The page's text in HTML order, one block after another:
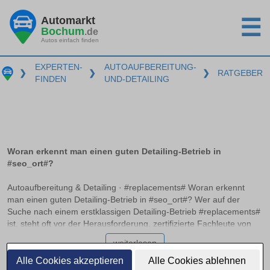
Alle Cookies akzeptieren Alle Cookies ablehnen
Automarkt
Bochum.de
Autos einfach finden ☰
❯
EXPERTEN-
FINDEN
❯
AUTOAUFBEREITUNG-
UND-DETAILING
❯ RATGEBER
Woran erkennt man einen guten Detailing-Betrieb in
#seo_ort#?
Autoaufbereitung & Detailing · #replacements# Woran erkennt
man einen guten Detailing-Betrieb in #seo_ort#? Wer auf der
Suche nach einem erstklassigen Detailing-Betrieb #replacements#
ist, steht oft vor der Herausforderung, zertifizierte Fachleute von
einfachen Aufbereitungsservices zu unterscheiden. Die Auswahl
kann überwältigend wirken, doch mit dem richtigen Wissen lassen
sich Qualität und Service unterscheiden. Hier erfahren Sie, an
weiterlesen